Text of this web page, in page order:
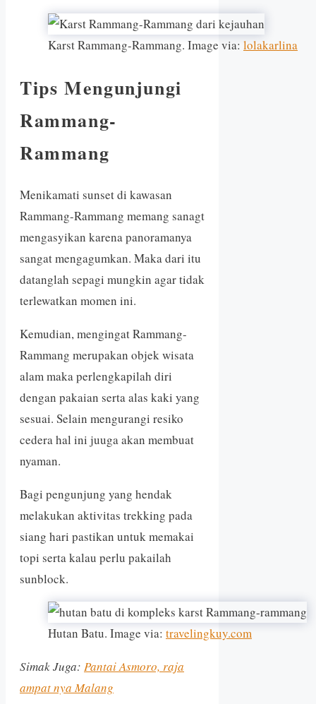
Karst Rammang-Rammang. Image via: lolakarlina
Tips Mengunjungi
Rammang-
Rammang
Menikamati sunset di kawasan
Rammang-Rammang memang sanagt
mengasyikan karena panoramanya
sangat mengagumkan. Maka dari itu
datanglah sepagi mungkin agar tidak
terlewatkan momen ini.
Kemudian, mengingat Rammang-
Rammang merupakan objek wisata
alam maka perlengkapilah diri
dengan pakaian serta alas kaki yang
sesuai. Selain mengurangi resiko
cedera hal ini juuga akan membuat
nyaman.
Bagi pengunjung yang hendak
melakukan aktivitas trekking pada
siang hari pastikan untuk memakai
topi serta kalau perlu pakailah
sunblock.
Hutan Batu. Image via: travelingkuy.com
Simak Juga: Pantai Asmoro, raja
ampat nya Malang